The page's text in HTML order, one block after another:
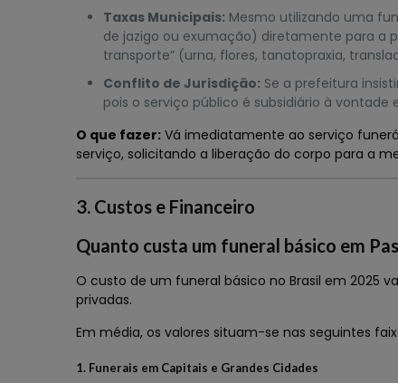
Taxas Municipais: Mesmo utilizando uma
de jazigo ou exumação) diretamente para a
transporte” (urna, flores, tanatopraxia,
Conflito de Jurisdição: Se a prefeitura
pois o serviço público é subsidiário à
O que fazer: Vá imediatamente ao serviço
serviço, solicitando a liberação do corpo para a
3. Custos e Financeiro
Quanto custa um funeral básico em
O custo de um funeral básico no Brasil em 2025
privadas.
Em média, os valores situam-se nas seguintes
1. Funerais em Capitais e Grandes Cidades